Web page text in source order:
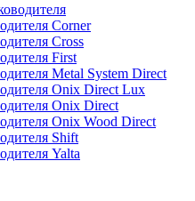
Corner
Cross
First
Metal System Direct
Onix Direct Lux
Onix Direct
Onix Wood Direct
Shift
Yalta